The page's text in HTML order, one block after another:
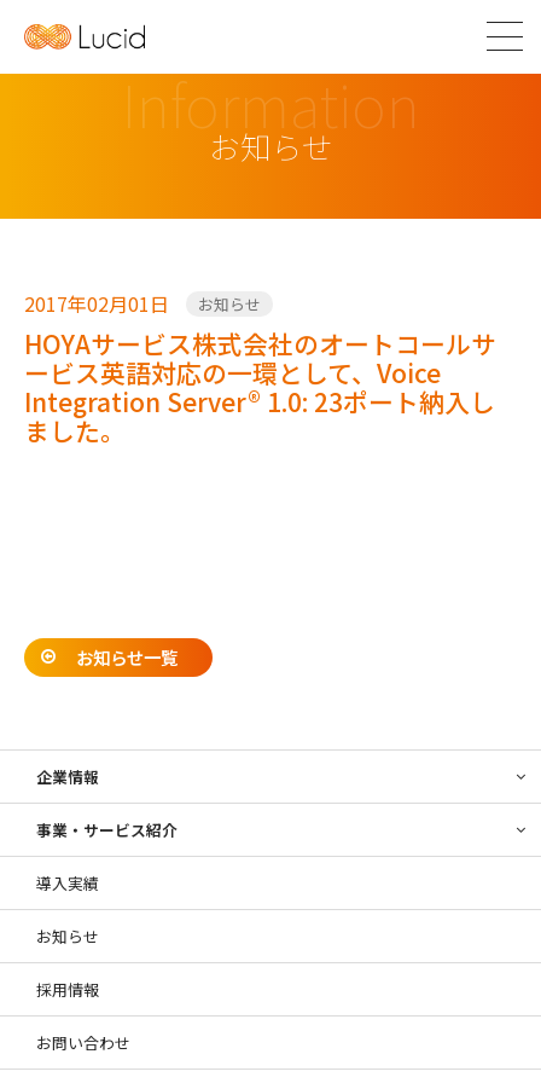
Information
お知らせ
2017年02月01日 お知らせ
HOYAサービス株式会社のオートコールサ
ービス英語対応の一環として、Voice
Integration Server® 1.0: 23ポート納入し
ました。
お知らせ一覧
企業情報
事業・サービス紹介
導入実績
お知らせ
採用情報
お問い合わせ